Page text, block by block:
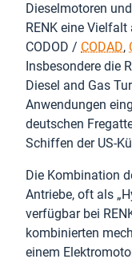
Dieselmotoren
RENK eine
CODOD / CODAD,
Insbesondere die
Diesel and Gas
Anwendungen
deutschen
Schiffen der US-
Die Kombination
Antriebe, oft als
verfügbar bei
kombinierten
einem